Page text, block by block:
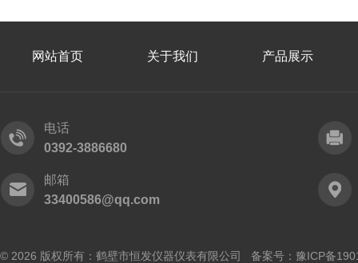
网站首页 关于我们 产品展示
电话
0392-3886680
邮箱
33400586@qq.com
© 2026 版权所有：鹤壁市恒发仪器仪表有限公司 备案号： 豫ICP备